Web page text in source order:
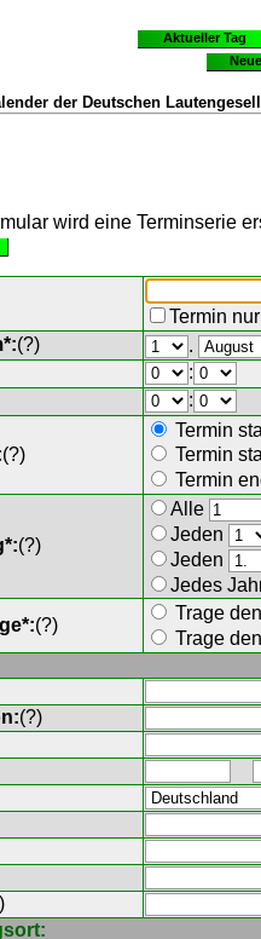
Aktueller Tag
der Deutschen
wird eine Terminserie
Termin
(?)
.
:
:
(?)
Termin
Termin
Termin
(?)
Alle
Jeden
Jeden
Jedes
(?)
Trage
Trage
(?)
)